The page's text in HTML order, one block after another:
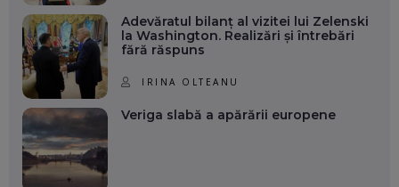
Adevăratul bilanț al vizitei lui Zelenski
la Washington. Realizări și întrebări
fără răspuns
IRINA OLTEANU
Veriga slabă a apărării europene